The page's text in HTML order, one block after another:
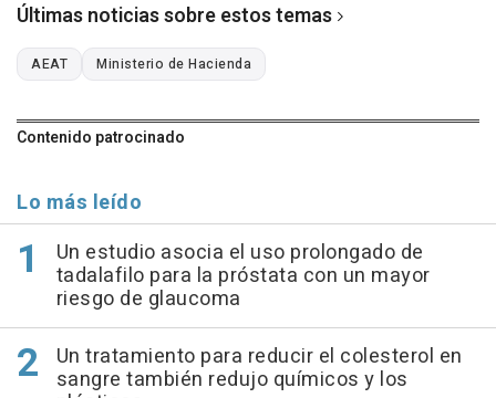
Últimas noticias sobre estos temas
AEAT Ministerio de Hacienda
Contenido patrocinado
Lo más leído
Un estudio asocia el uso prolongado de
tadalafilo para la próstata con un mayor
riesgo de glaucoma
Un tratamiento para reducir el colesterol en
sangre también redujo químicos y los